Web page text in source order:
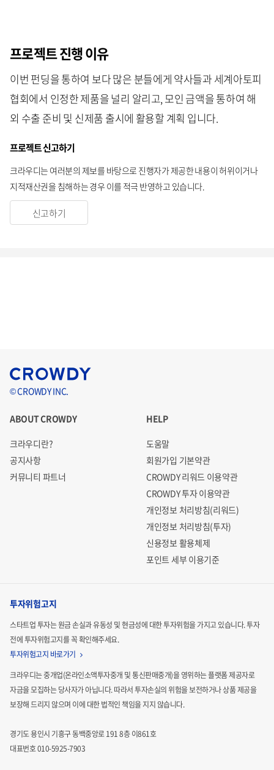
프로젝트 진행 이유
이번 펀딩을 통하여 보다 많은 분들에게 약사들과 세계아토피
협회에서 인정한 제품을 널리 알리고, 모인 금액을 통하여 해
외 수출 준비 및 신제품 출시에 활용할 계획 입니다.
프로젝트 신고하기
크라우디는 여러분의 제보를 바탕으로 진행자가 제공한 내용이 허위이거나
지적재산권을 침해하는 경우 이를 적극 반영하고 있습니다.
신고하기
© CROWDY INC.
ABOUT CROWDY
크라우디란?
공지사항
커뮤니티 파트너
HELP
도움말
회원가입 기본약관
CROWDY 리워드 이용약관
CROWDY 투자 이용약관
개인정보 처리방침(리워드)
개인정보 처리방침(투자)
신용정보 활용체제
포인트 세부 이용기준
투자위험고지
스타트업 투자는 원금 손실과 유동성 및 현금성에 대한 투자위험을 가지고 있습니다.투자
전에 투자위험고지를 꼭 확인해주세요.
투자위험고지 바로가기
크라우디는 중개업(온라인소액투자중개 및 통신판매중개)을 영위하는 플랫폼 제공자로
자금을 모집하는당사자가 아닙니다. 따라서 투자손실의 위험을 보전하거나 상품 제공을
보장해 드리지 않으며 이에 대한 법적인 책임을 지지 않습니다.
경기도 용인시 기흥구 동백중앙로 191 8층 이861호
대표번호 010-5925-7903